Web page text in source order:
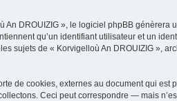
DROUIZIG », le logiciel phpBB génèrera
qu’un identifiant utilisateur et un
sujets de « Korvigelloù An DROUIZIG »,
de cookies, externes au document qui
Ceci peut correspondre — mais